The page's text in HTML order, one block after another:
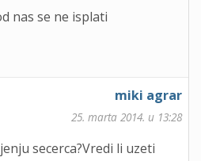
nas se ne isplati
miki agrar
25. marta 2014. u 13:28
secerca?Vredi li uzeti